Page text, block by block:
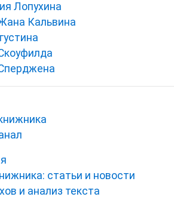
Лопухина
Кальвина
статьи и новости
и анализ текста